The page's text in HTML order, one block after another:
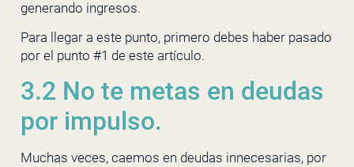
generando ingresos.
Para llegar a este punto, primero debes haber pasado
por el punto #1 de este artículo.
3.2 No te metas en deudas
por impulso.
Muchas veces, caemos en deudas innecesarias, por